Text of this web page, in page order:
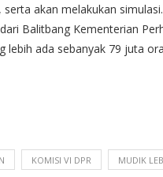
akan melakukan simulasi.
Balitbang Kementerian
lebih ada sebanyak 79 juta
KOMISI VI DPR MUDIK